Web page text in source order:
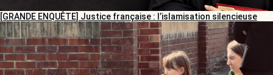
[GRANDE ENQUÊTE] Justice française : l’islamisation silencieuse